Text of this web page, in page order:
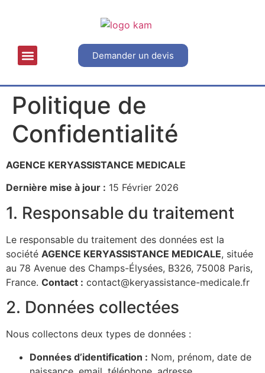
Demander un devis
Politique de
Confidentialité
AGENCE KERYASSISTANCE MEDICALE
Dernière mise à jour : 15 Février 2026
1. Responsable du traitement
Le responsable du traitement des données est la
société AGENCE KERYASSISTANCE MEDICALE, située
au 78 Avenue des Champs-Élysées, B326, 75008 Paris,
France. Contact : contact@keryassistance-medicale.fr
2. Données collectées
Nous collectons deux types de données :
Données d’identification : Nom, prénom, date de